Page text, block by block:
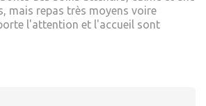
mais repas très moyens voire
l'attention et l'accueil sont